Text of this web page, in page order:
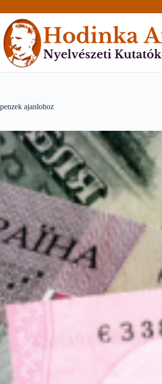
to
content
penzek ajanlohoz